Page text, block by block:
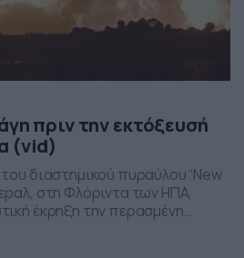
πριν την εκτόξευσή
(vid)
του διαστημικού πυραύλου “New
στη Φλόριντα των ΗΠΑ,
έκρηξη την περασμένη